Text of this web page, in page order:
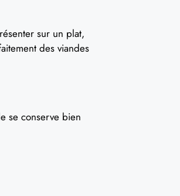
sur un plat,
des viandes
se conserve bien